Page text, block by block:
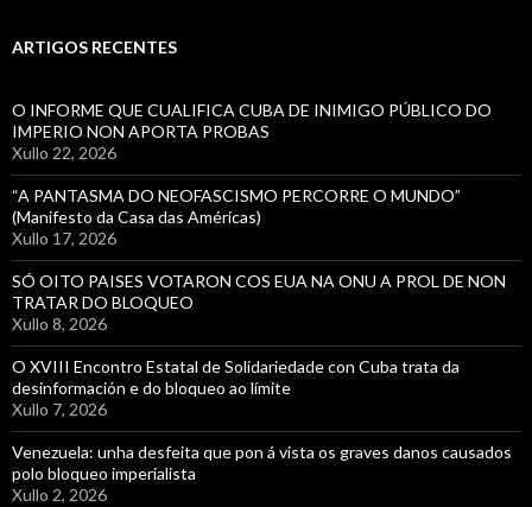
ARTIGOS RECENTES
O INFORME QUE CUALIFICA CUBA DE INIMIGO PÚBLICO DO
IMPERIO NON APORTA PROBAS
Xullo 22, 2026
“A PANTASMA DO NEOFASCISMO PERCORRE O MUNDO”
(Manifesto da Casa das Américas)
Xullo 17, 2026
SÓ OITO PAISES VOTARON COS EUA NA ONU A PROL DE NON
TRATAR DO BLOQUEO
Xullo 8, 2026
O XVIII Encontro Estatal de Solidariedade con Cuba trata da
desinformación e do bloqueo ao límite
Xullo 7, 2026
Venezuela: unha desfeita que pon á vista os graves danos causados
polo bloqueo imperialista
Xullo 2, 2026